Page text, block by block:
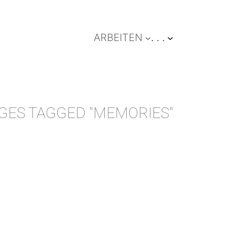
ARBEITEN . . .
TAGGED "MEMORIES"